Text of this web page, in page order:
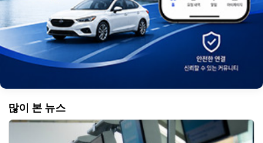
많이 본 뉴스